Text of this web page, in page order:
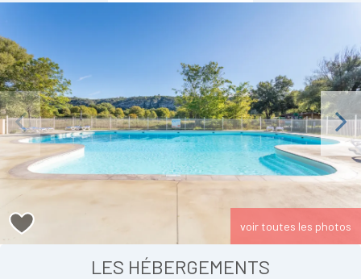
Next
voir toutes les photos
LES HÉBERGEMENTS